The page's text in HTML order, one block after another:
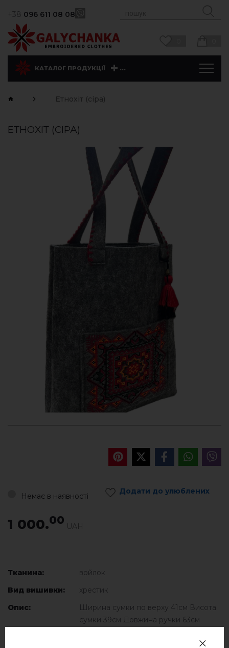
+38 096 611 08 08
КАТАЛОГ ПРОДУКЦІЇ ...
Етнохіт (сіра)
ЕТНОХІТ (СІРА)
Немає в наявності
Додати до улюблених
1 000.00 UAH
Тканина:
войлок
Вид вишивки:
хрестик
Опис:
Ширина сумки по верху 41см Висота
сумки 39см Довжина ручки 63см